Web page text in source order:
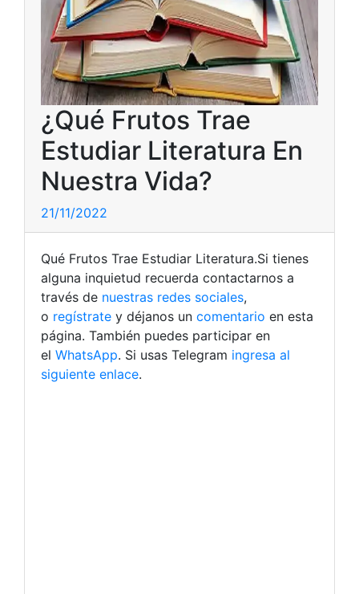
¿Qué Frutos Trae
Estudiar Literatura En
Nuestra Vida?
21/11/2022
Qué Frutos Trae Estudiar Literatura.Si tienes
alguna inquietud recuerda contactarnos a
través de nuestras redes sociales,
o regístrate y déjanos un comentario en esta
página. También puedes participar en
el WhatsApp. Si usas Telegram ingresa al
siguiente enlace.